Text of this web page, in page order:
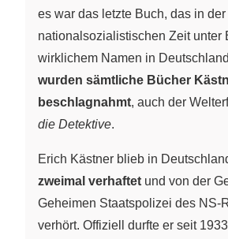
es war das letzte Buch, das in der
nationalsozialistischen Zeit unter
wirklichem Namen in
wurden sämtliche Bücher
beschlagnahmt, auch der
die Detektive.
Erich Kästner blieb in
zweimal verhaftet und von der
Geheimen Staatspolizei des NS-
verhört. Offiziell durfte er seit